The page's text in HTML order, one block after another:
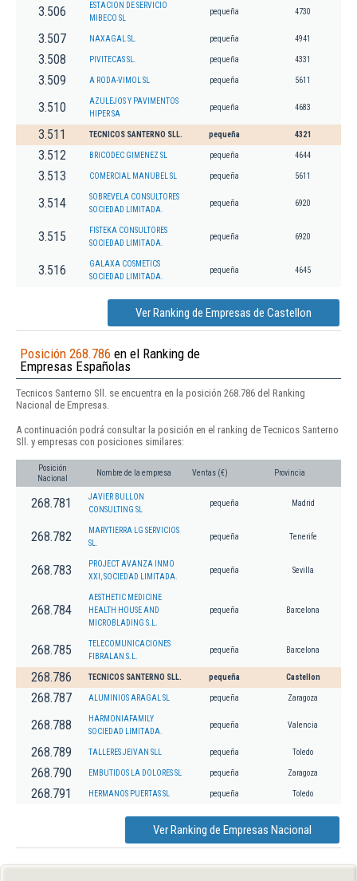
3.506
ESTACION DE SERVICIO
MIBECO SL
pequeña 4730
3.507 NAXAGAL SL. pequeña 4941
3.508 PIVITECAS SL. pequeña 4331
3.509 A RODA-VIMOL SL pequeña 5611
3.510
AZULEJOS Y PAVIMENTOS
HIPER SA
pequeña 4683
3.511 TECNICOS SANTERNO SLL. pequeña 4321
3.512 BRICODEC GIMENEZ SL pequeña 4644
3.513 COMERCIAL MANUBEL SL pequeña 5611
3.514
SOBREVELA CONSULTORES
SOCIEDAD LIMITADA.
pequeña 6920
3.515
FISTEKA CONSULTORES
SOCIEDAD LIMITADA.
pequeña 6920
3.516
GALAXA COSMETICS
SOCIEDAD LIMITADA.
pequeña 4645
Ver Ranking de Empresas de Castellon
Posición 268.786 en el Ranking de
Empresas Españolas
Tecnicos Santerno Sll. se encuentra en la posición 268.786 del Ranking
Nacional de Empresas.
A continuación podrá consultar la posición en el ranking de Tecnicos Santerno
Sll. y empresas con posiciones similares:
Posición
Nacional
Nombre de la empresa Ventas (€) Provincia
268.781
JAVIER BULLON
CONSULTING SL
pequeña Madrid
268.782
MARYTIERRA LG SERVICIOS
SL.
pequeña Tenerife
268.783
PROJECT AVANZA INMO
XXI, SOCIEDAD LIMITADA.
pequeña Sevilla
268.784
AESTHETIC MEDICINE
HEALTH HOUSE AND
MICROBLADING S.L.
pequeña Barcelona
268.785
TELECOMUNICACIONES
FIBRALAN S.L.
pequeña Barcelona
268.786 TECNICOS SANTERNO SLL. pequeña Castellon
268.787 ALUMINIOS ARAGAL SL pequeña Zaragoza
268.788
HARMONIAFAMILY
SOCIEDAD LIMITADA.
pequeña Valencia
268.789 TALLERES JEIVAN SLL pequeña Toledo
268.790 EMBUTIDOS LA DOLORES SL pequeña Zaragoza
268.791 HERMANOS PUERTAS SL pequeña Toledo
Ver Ranking de Empresas Nacional